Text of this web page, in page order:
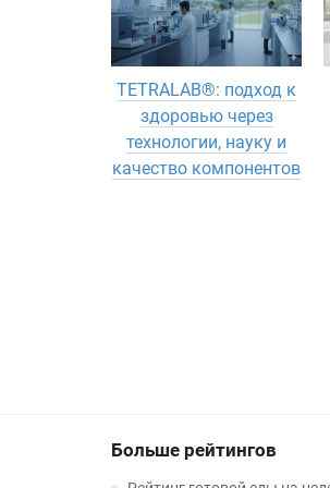
TETRALAB®: подход к
здоровью через
технологии, науку и
качество компонентов
Больше рейтингов